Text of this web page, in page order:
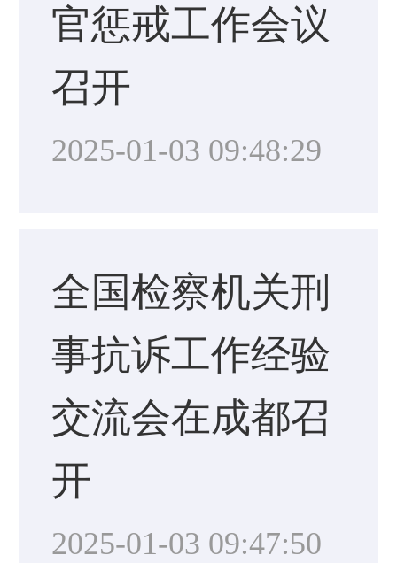
官惩戒工作会议
召开
2025-01-03 09:48:29
全国检察机关刑
事抗诉工作经验
交流会在成都召
开
2025-01-03 09:47:50